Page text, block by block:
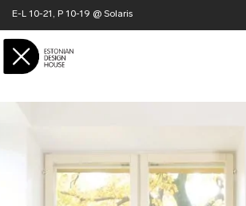
E-L 10-21, P 10-19 @ Solaris